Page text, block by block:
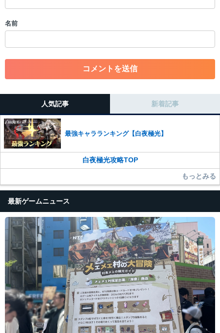
・一度削除された投稿を再び投稿すること
・アカウントの売買など金銭が絡む内容の投稿
・各ゲームのネタバレを含む内容の投稿
・その他、管理者が不適切と判断した投稿
だけますでしょうか。
コメントの削除を申請する※投稿内容を確認後、順次対応さ
せていただきます。ご了承ください。
※一度削除したコメントは復元ができませんのでご注意くだ
さい。
また、過度な利用規約の違反や、弊社に損害の及ぶ内容の書き込みがあ
った場合は、法的措置をとらせていただく場合もございますので、あら
名前
人気記事 新着記事
最強キャラランキング【白夜極光】
白夜極光攻略TOP
もっとみる
最新ゲームニュース